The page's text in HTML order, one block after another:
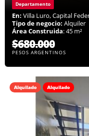
Departamento
En: Villa Luro, Capital
Tipo de negocio: Alquiler
Área Construida: 45 m²
$680.000
PESOS ARGENTINOS
Alquilado Alquilado